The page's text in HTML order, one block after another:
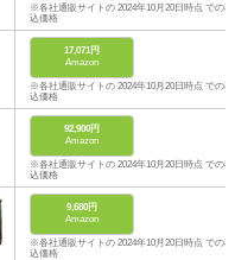
※各社通販サイトの 2024年10月20日時点 での税
込価格
17,071円
Amazon
※各社通販サイトの 2024年10月20日時点 での税
込価格
92,900円
Amazon
※各社通販サイトの 2024年10月20日時点 での税
込価格
9,680円
Amazon
※各社通販サイトの 2024年10月20日時点 での税
込価格